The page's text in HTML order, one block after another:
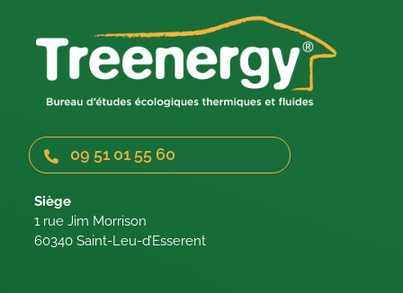
09 51 01 55 60
Siège
1 rue Jim Morrison
60340 Saint-Leu-d’Esserent